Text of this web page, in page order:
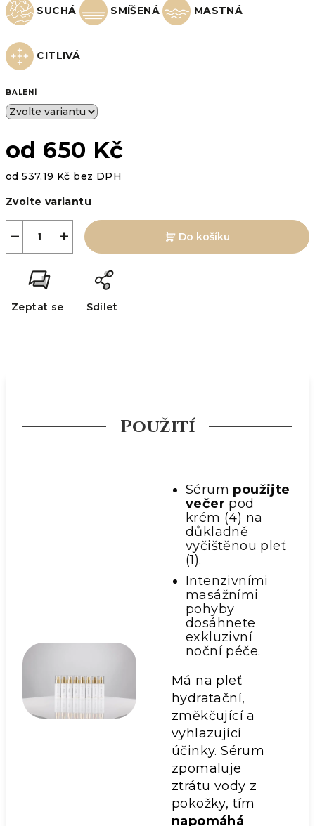
SUCHÁ SMÍŠENÁ MASTNÁ
CITLIVÁ
BALENÍ
od 650 Kč
od537,19 Kč bez DPH
cena:
Zvolte variantu
+
− Do košíku
Zeptat se Sdílet
Použití
Sérum použijte
večer pod
krém (4) na
důkladně
vyčištěnou pleť
(1).
Intenzivními
masážními
pohyby
dosáhnete
exkluzivní
noční péče.
Má na pleť
hydratační,
změkčující a
vyhlazující
účinky. Sérum
zpomaluje
ztrátu vody z
pokožky, tím
napomáhá